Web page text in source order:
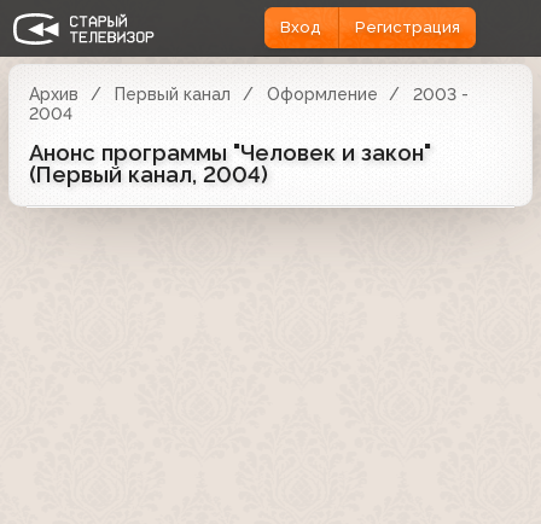
Вход Регистрация
Архив Первый канал Оформление
2003 -
2004
Анонс программы "Человек и закон"
(Первый канал, 2004)